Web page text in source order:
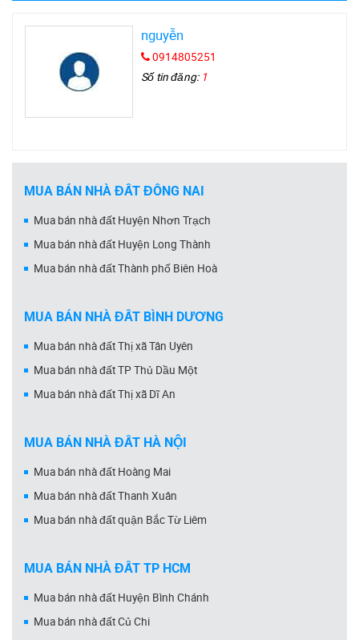
nguyễn
0914805251
Số tin đăng: 1
MUA BÁN NHÀ ĐẤT ĐỒNG NAI
Mua bán nhà đất Huyện Nhơn Trạch
Mua bán nhà đất Huyện Long Thành
Mua bán nhà đất Thành phố Biên Hoà
MUA BÁN NHÀ ĐẤT BÌNH DƯƠNG
Mua bán nhà đất Thị xã Tân Uyên
Mua bán nhà đất TP Thủ Dầu Một
Mua bán nhà đất Thị xã Dĩ An
MUA BÁN NHÀ ĐẤT HÀ NỘI
Mua bán nhà đất Hoàng Mai
Mua bán nhà đất Thanh Xuân
Mua bán nhà đất quận Bắc Từ Liêm
MUA BÁN NHÀ ĐẤT TP HCM
Mua bán nhà đất Huyện Bình Chánh
Mua bán nhà đất Củ Chi